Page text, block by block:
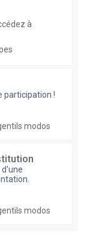
à
participation !
modos
d'une
modos